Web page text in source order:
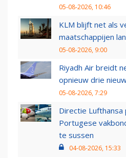
05-08-2026, 10:46
KLM blijft net als
maatschappijen
05-08-2026, 9:00
Riyadh Air breidt
opnieuw drie
05-08-2026, 7:29
Directie
Portugese
te sussen
04-08-2026, 15:33